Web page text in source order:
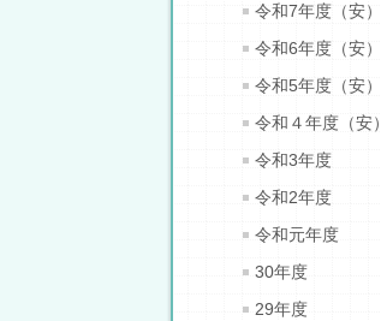
令和7年度（安）
令和6年度（安）
令和5年度（安）
令和４年度（安）
令和3年度
令和2年度
令和元年度
30年度
29年度